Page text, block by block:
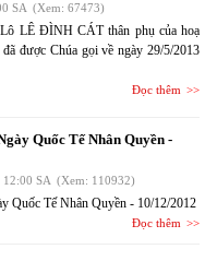
SA (Xem: 67473)
LÊ ĐÌNH CÁT thân phụ của hoạ
được Chúa gọi về ngày 29/5/2013
Đọc thêm
Quốc Tế Nhân Quyền -
12:00 SA (Xem: 110932)
Quốc Tế Nhân Quyền - 10/12/2012
Đọc thêm